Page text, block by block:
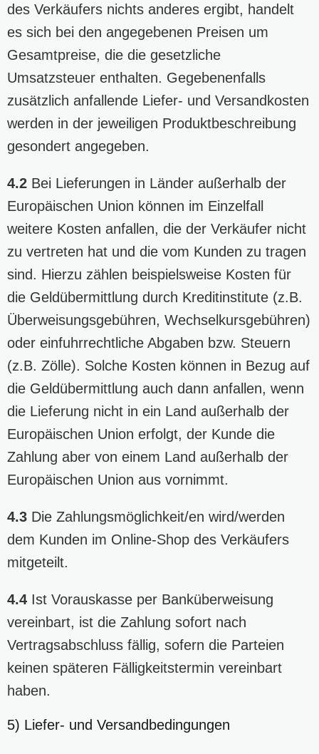
des Verkäufers nichts anderes ergibt, handelt
es sich bei den angegebenen Preisen um
Gesamtpreise, die die gesetzliche
Umsatzsteuer enthalten. Gegebenenfalls
zusätzlich anfallende Liefer- und Versandkosten
werden in der jeweiligen Produktbeschreibung
gesondert angegeben.
4.2 Bei Lieferungen in Länder außerhalb der
Europäischen Union können im Einzelfall
weitere Kosten anfallen, die der Verkäufer nicht
zu vertreten hat und die vom Kunden zu tragen
sind. Hierzu zählen beispielsweise Kosten für
die Geldübermittlung durch Kreditinstitute (z.B.
Überweisungsgebühren, Wechselkursgebühren)
oder einfuhrrechtliche Abgaben bzw. Steuern
(z.B. Zölle). Solche Kosten können in Bezug auf
die Geldübermittlung auch dann anfallen, wenn
die Lieferung nicht in ein Land außerhalb der
Europäischen Union erfolgt, der Kunde die
Zahlung aber von einem Land außerhalb der
Europäischen Union aus vornimmt.
4.3 Die Zahlungsmöglichkeit/en wird/werden
dem Kunden im Online-Shop des Verkäufers
mitgeteilt.
4.4 Ist Vorauskasse per Banküberweisung
vereinbart, ist die Zahlung sofort nach
Vertragsabschluss fällig, sofern die Parteien
keinen späteren Fälligkeitstermin vereinbart
haben.
5) Liefer- und Versandbedingungen